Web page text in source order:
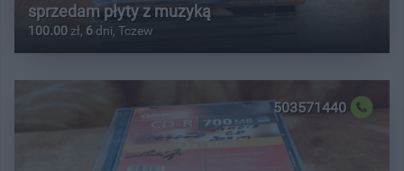
sprzedam płyty z muzyką
100.00 zł, 6dni, Tczew
503571440